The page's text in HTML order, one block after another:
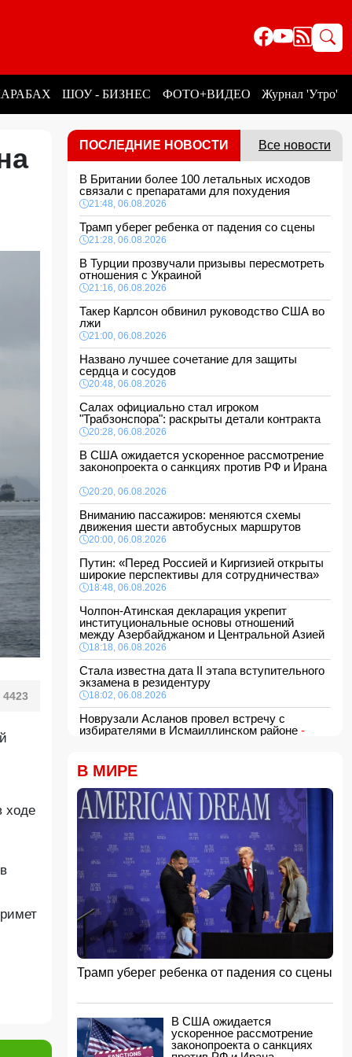
ШОУ - БИЗНЕС ФОТО+ВИДЕО Журнал 'Утро'
4423
ходе
ПОСЛЕДНИЕ НОВОСТИ Все новости
В Британии более 100 летальных исходов
связали с препаратами для похудения
21:48, 06.08.2026
Трамп уберег ребенка от падения со сцены
21:28, 06.08.2026
В Турции прозвучали призывы пересмотреть
отношения с Украиной
21:16, 06.08.2026
Такер Карлсон обвинил руководство США во
лжи
21:00, 06.08.2026
Названо лучшее сочетание для защиты
сердца и сосудов
20:48, 06.08.2026
Салах официально стал игроком
"Трабзонспора": раскрыты детали контракта
20:28, 06.08.2026
В США ожидается ускоренное рассмотрение
законопроекта о санкциях против РФ и Ирана
20:20, 06.08.2026
Вниманию пассажиров: меняются схемы
движения шести автобусных маршрутов
20:00, 06.08.2026
Путин: «Перед Россией и Киргизией открыты
широкие перспективы для сотрудничества»
18:48, 06.08.2026
Чолпон-Атинская декларация укрепит
институциональные основы отношений
между Азербайджаном и Центральной Азией
18:18, 06.08.2026
Стала известна дата II этапа вступительного
экзамена в резидентуру
18:02, 06.08.2026
Новрузали Асланов провел встречу с
избирателями в Исмаиллинском районе -
«Новые технологии формируют новые
профессии на рынке труда» — эксперт
16:48, 06.08.2026
Джейхун Байрамов и Андрей Сибига проводят
встречу в Киеве
16:28, 06.08.2026
Гави покрасил волосы в розовый цвет в честь
победы Испании на ЧМ-2026
16:16, 06.08.2026
США сняли санкции с авиакомпании,
обвинявшейся в перевозке оружия для КСИР
16:00, 06.08.2026
Администрация Трампа вернула импортерам
пошлин
15:48, 06.08.2026
В Японии заявили о запуске КНДР
баллистической ракеты
В МИРЕ
Трамп уберег ребенка от падения со сцены
В США ожидается
ускоренное рассмотрение
законопроекта о санкциях